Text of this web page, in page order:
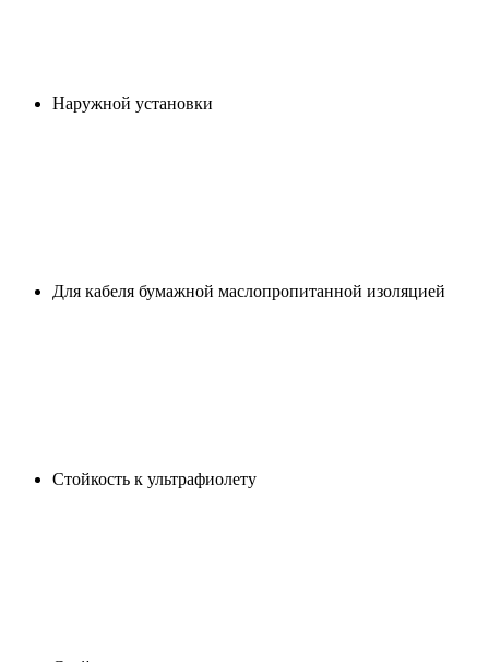
Наружной установки
Для кабеля бумажной маслопропитанной изоляцией
Стойкость к ультрафиолету